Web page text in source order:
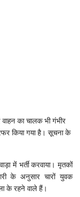
वाहन का चालक भी गंभीर
किया गया है। सूचना के
में भर्ती करवाया। मृतकों
के अनुसार चारों युवक
के रहने वाले हैं।